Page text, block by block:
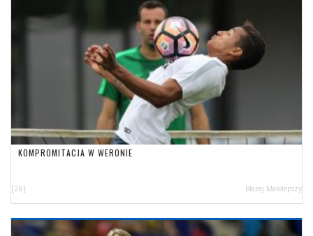
KOMPROMITACJA W WERONIE
[28] Błażej Małolepszy